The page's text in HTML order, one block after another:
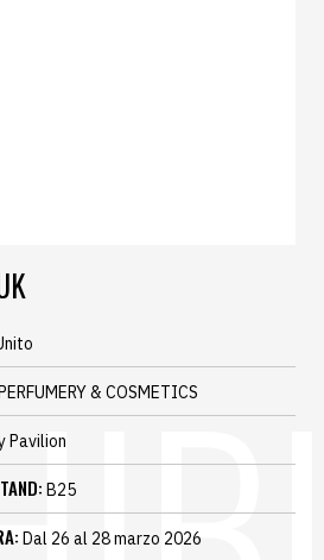
& COSMETICS
Pavilion
B25
Dal 26 al 28 marzo 2026